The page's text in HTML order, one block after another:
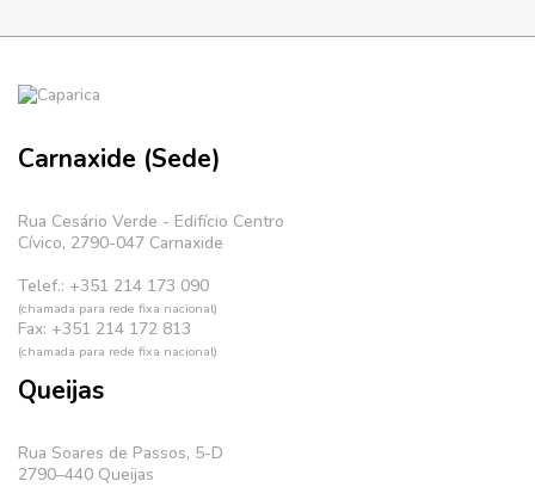
Carnaxide (Sede)
Rua Cesário Verde - Edifício Centro
Cívico, 2790-047 Carnaxide
Telef.: +351 214 173 090
(chamada para rede fixa nacional)
Fax: +351 214 172 813
(chamada para rede fixa nacional)
Queijas
Rua Soares de Passos, 5-D
2790–440 Queijas